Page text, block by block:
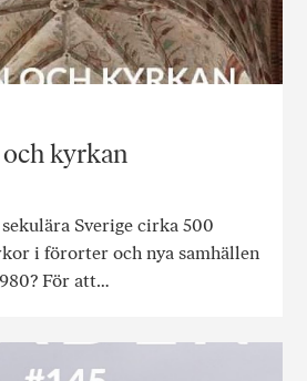
och kyrkan
Sverige cirka 500
i förorter och nya samhällen
För att…